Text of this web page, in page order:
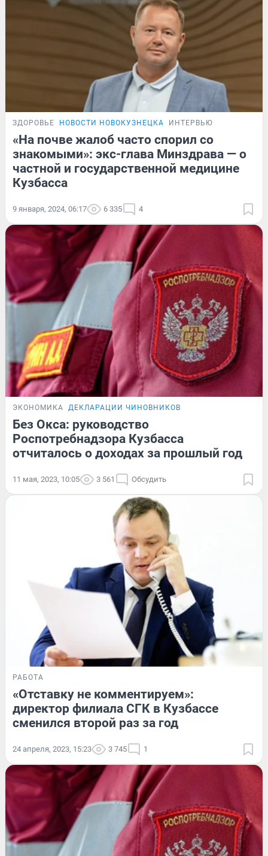
ЗДОРОВЬЕ НОВОСТИ НОВОКУЗНЕЦКА ИНТЕРВЬЮ
«На почве жалоб часто спорил со
знакомыми»: экс-глава Минздрава — о
частной и государственной медицине
Кузбасса
9 января, 2024, 06:17 6 335 4
ЭКОНОМИКА ДЕКЛАРАЦИИ ЧИНОВНИКОВ
Без Окса: руководство
Роспотребнадзора Кузбасса
отчиталось о доходах за прошлый год
11 мая, 2023, 10:05 3 561 Обсудить
РАБОТА
«Отставку не комментируем»:
директор филиала СГК в Кузбассе
сменился второй раз за год
24 апреля, 2023, 15:23 3 745 1